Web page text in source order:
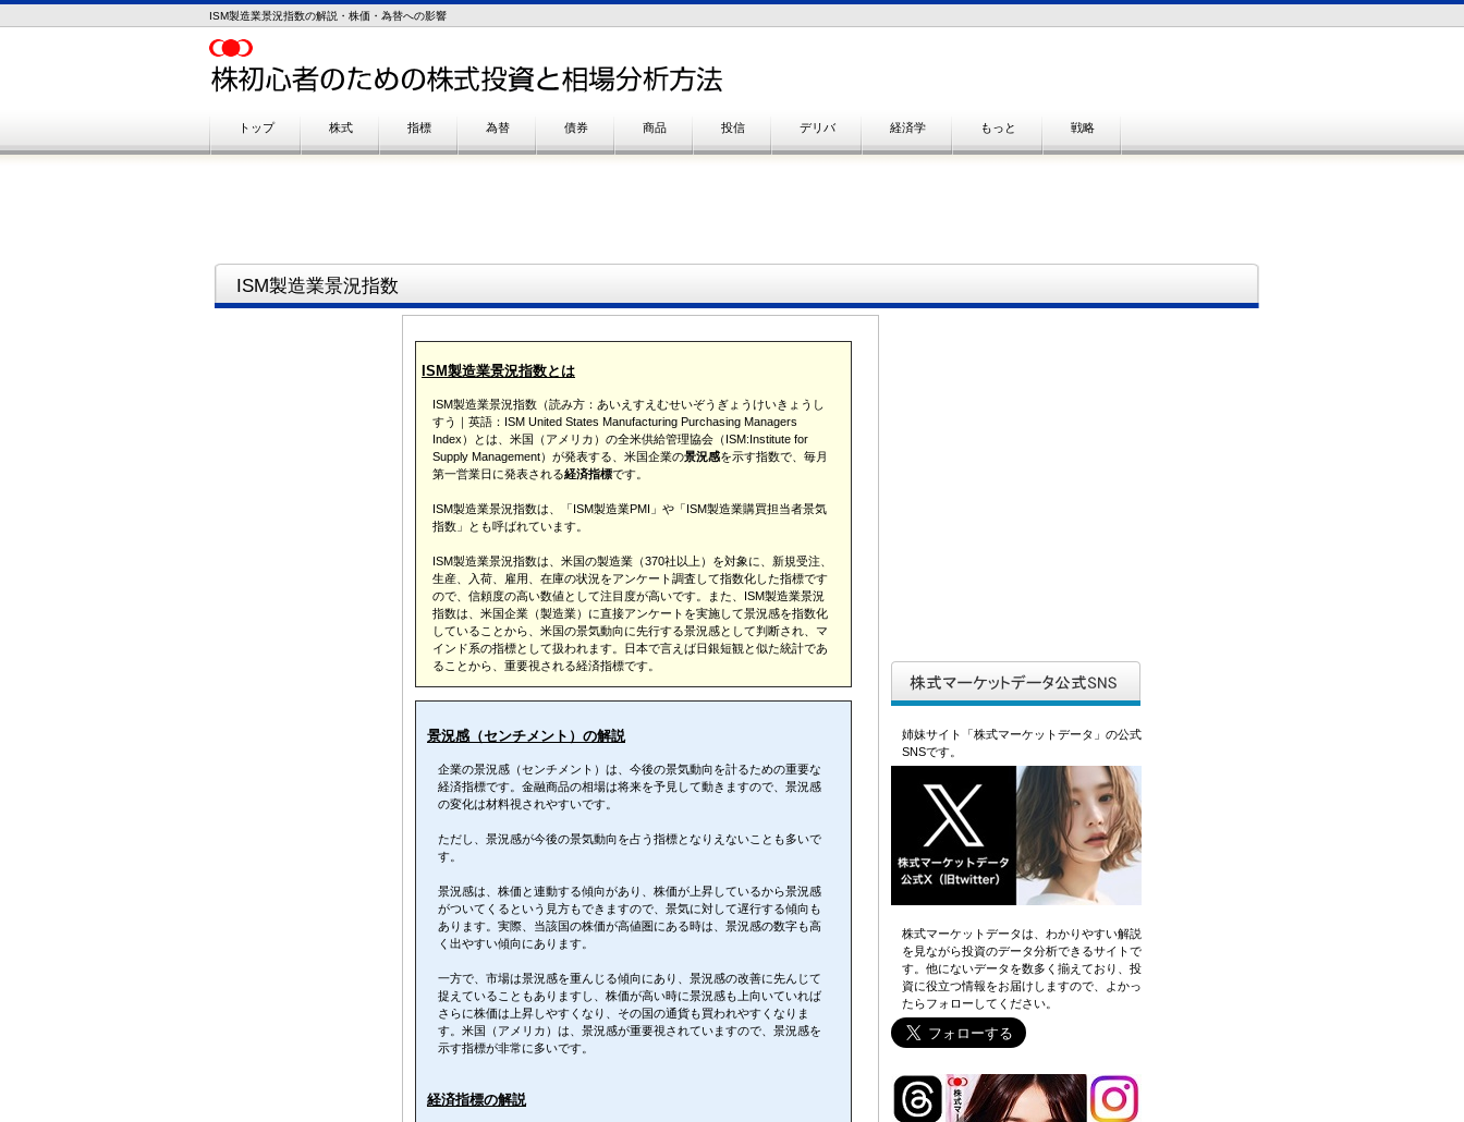
ISM製造業景況指数の解説・株価・為替への影響
ISM製造業景況指数
ISM製造業景況指数とは
ISM製造業景況指数（読み方：あいえすえむせいぞうぎょうけいきょうし
すう｜英語：ISM United States Manufacturing Purchasing Managers
Index）とは、米国（アメリカ）の全米供給管理協会（ISM:Institute for
Supply Management）が発表する、米国企業の景況感を示す指数で、毎月
第一営業日に発表される経済指標です。
ISM製造業景況指数は、「ISM製造業PMI」や「ISM製造業購買担当者景気
指数」とも呼ばれています。
ISM製造業景況指数は、米国の製造業（370社以上）を対象に、新規受注、
生産、入荷、雇用、在庫の状況をアンケート調査して指数化した指標です
ので、信頼度の高い数値として注目度が高いです。また、ISM製造業景況
指数は、米国企業（製造業）に直接アンケートを実施して景況感を指数化
していることから、米国の景気動向に先行する景況感として判断され、マ
インド系の指標として扱われます。日本で言えば日銀短観と似た統計であ
ることから、重要視される経済指標です。
景況感（センチメント）の解説
企業の景況感（センチメント）は、今後の景気動向を計るための重要な
経済指標です。金融商品の相場は将来を予見して動きますので、景況感
の変化は材料視されやすいです。
ただし、景況感が今後の景気動向を占う指標となりえないことも多いで
す。
景況感は、株価と連動する傾向があり、株価が上昇しているから景況感
がついてくるという見方もできますので、景気に対して遅行する傾向も
あります。実際、当該国の株価が高値圏にある時は、景況感の数字も高
く出やすい傾向にあります。
一方で、市場は景況感を重んじる傾向にあり、景況感の改善に先んじて
捉えていることもありますし、株価が高い時に景況感も上向いていれば
さらに株価は上昇しやすくなり、その国の通貨も買われやすくなりま
す。米国（アメリカ）は、景況感が重要視されていますので、景況感を
示す指標が非常に多いです。
経済指標の解説
姉妹サイト「株式マーケットデータ」の公式
SNSです。
株式マーケットデータは、わかりやすい解説
を見ながら投資のデータ分析できるサイトで
す。他にないデータを数多く揃えており、投
資に役立つ情報をお届けしますので、よかっ
たらフォローしてください。
トップ 株式 指標 為替 債券 商品 投信 デリバ 経済学 もっと 戦略